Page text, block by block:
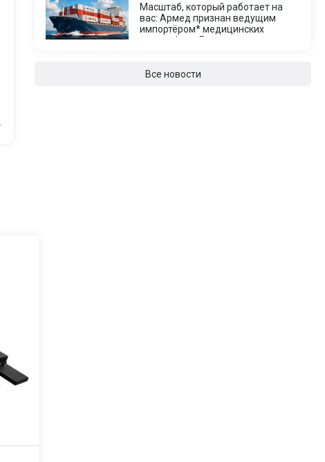
Масштаб, который работает на
вас: Армед признан ведущим
импортёром* медицинских
центрифуг в России
Все новости